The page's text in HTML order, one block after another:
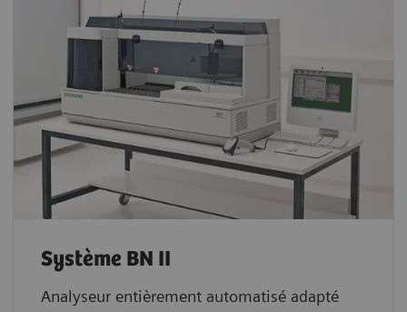
Système BN II
Analyseur entièrement automatisé adapté